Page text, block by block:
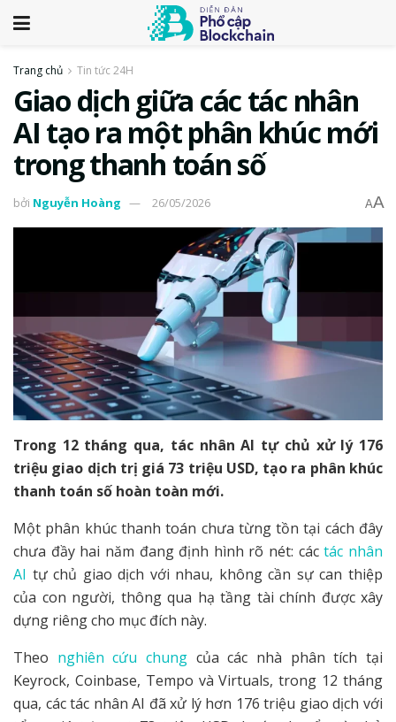
Trang chủ Tin tức 24H
Giao dịch giữa các tác nhân
AI tạo ra một phân khúc mới
trong thanh toán số
bởi Nguyễn Hoàng 26/05/2026 AA
Trong 12 tháng qua, tác nhân AI tự chủ xử lý 176
triệu giao dịch trị giá 73 triệu USD, tạo ra phân khúc
thanh toán số hoàn toàn mới.
Một phân khúc thanh toán chưa từng tồn tại cách đây
chưa đầy hai năm đang định hình rõ nét: cáctác nhân
AI tự chủ giao dịch với nhau, không cần sự can thiệp
của con người, thông qua hạ tầng tài chính được xây
dựng riêng cho mục đích này.
Theo nghiên cứu chung của các nhà phân tích tại
Keyrock, Coinbase, Tempo và Virtuals, trong 12 tháng
qua, các tác nhân AI đã xử lý hơn 176 triệu giao dịch với